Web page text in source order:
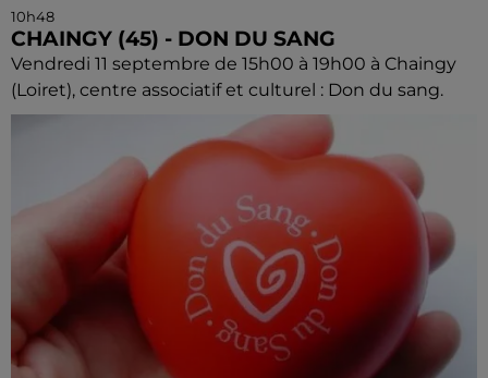
10h48
CHAINGY (45) - DON DU SANG
Vendredi 11 septembre de 15h00 à 19h00 à Chaingy
(Loiret), centre associatif et culturel : Don du sang.